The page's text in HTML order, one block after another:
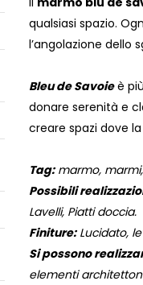
qualsiasi spazio.
l’angolazione dello
Bleu de Savoieè
donare serenità e
creare spazi dove
Tag:marmo, marmi,
Possibili
Lavelli, Piatti doccia.
Finiture:Lucidato,
Si possono
elementi